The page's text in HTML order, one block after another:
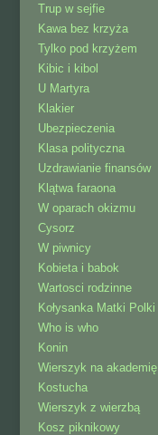
Trup w sejfie
Kawa bez krzyża
Tylko pod krzyżem
Kibic i kibol
U Martyra
Klakier
Ubezpieczenia
Klasa polityczna
Uzdrawianie finansów
Klątwa faraona
W oparach okizmu
Cysorz
W piwnicy
Kobieta i babok
Wartosci rodzinne
Kołysanka Matki Polki
Who is who
Konin
Wierszyk na akademię
Kostucha
Wierszyk z wierzbą
Kosz piknikowy